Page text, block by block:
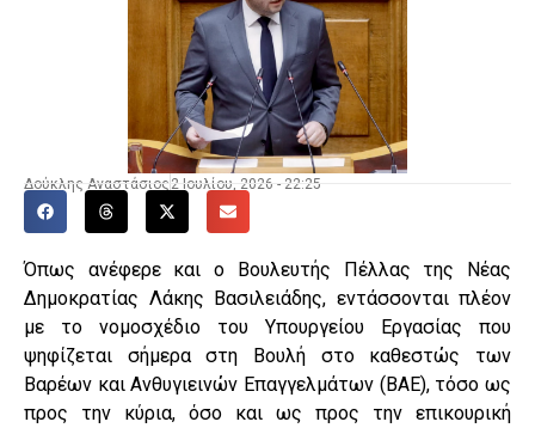
Δούκλης Αναστάσιος 2 Ιουλίου, 2026 - 22:25
Όπως ανέφερε και ο Βουλευτής Πέλλας της Νέας
Δημοκρατίας Λάκης Βασιλειάδης, εντάσσονται πλέον
με το νομοσχέδιο του Υπουργείου Εργασίας που
ψηφίζεται σήμερα στη Βουλή στο καθεστώς των
Βαρέων και Ανθυγιεινών Επαγγελμάτων (ΒΑΕ), τόσο ως
προς την κύρια, όσο και ως προς την επικουρική